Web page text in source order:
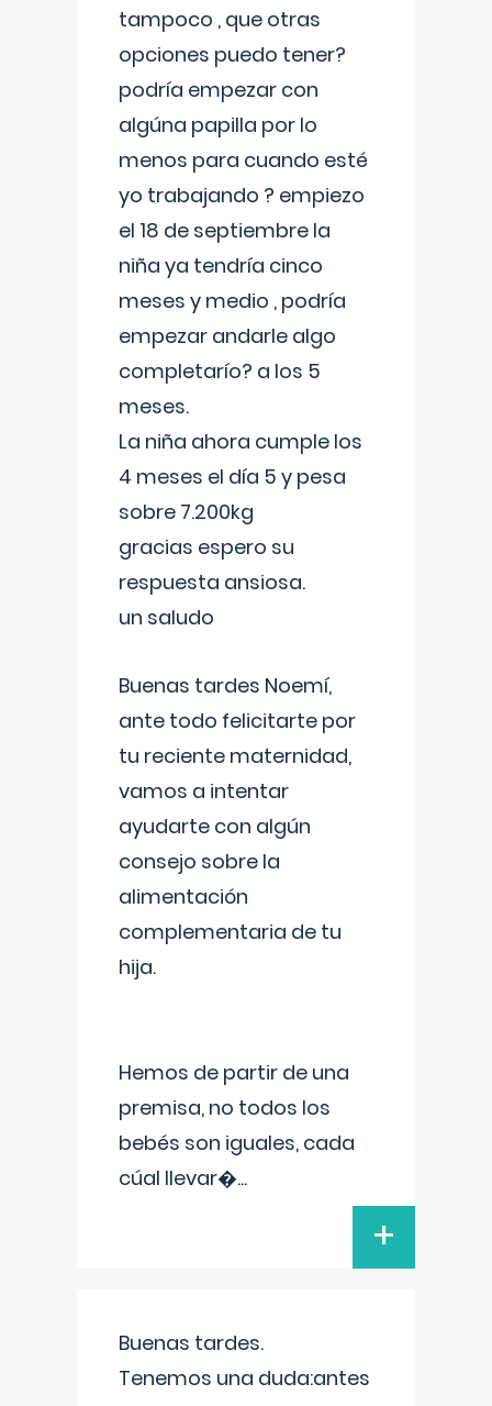
tampoco , que otras
opciones puedo tener?
podría empezar con
algúna papilla por lo
menos para cuando esté
yo trabajando ? empiezo
el 18 de septiembre la
niña ya tendría cinco
meses y medio , podría
empezar andarle algo
completarío? a los 5
meses.
La niña ahora cumple los
4 meses el día 5 y pesa
sobre 7.200kg
gracias espero su
respuesta ansiosa.
un saludo
Buenas tardes Noemí,
ante todo felicitarte por
tu reciente maternidad,
vamos a intentar
ayudarte con algún
consejo sobre la
alimentación
complementaria de tu
hija.
Hemos de partir de una
premisa, no todos los
bebés son iguales, cada
cúal llevar�...
+
Buenas tardes.
Tenemos una duda:antes